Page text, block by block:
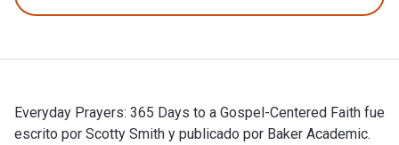
Everyday Prayers: 365 Days to a Gospel-Centered Faith fue
escrito por Scotty Smith y publicado por Baker Academic.